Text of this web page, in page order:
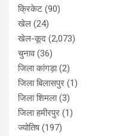
क्रिकेट (90)
खेल (24)
खेल-कूद (2,073)
चुनाव(36)
जिला कांगड़ा(2)
जिला बिलासपुर (1)
जिला शिमला(3)
जिला हमीरपुर (1)
ज्योतिष(197)